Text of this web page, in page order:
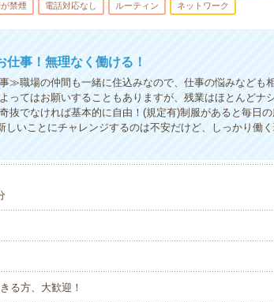
禁煙 電話対応なし ルーティン ネットワーク
事！無理なく働ける！
≫職場の仲間も一緒に住込みなので、仕事の悩みなども
てはお願いすることもありますが、残業はほとんどナ
抜でなければ基本的に自由！(規定有)制服があると毎日
いことにチャレンジするのは不安だけど、しっかり働く
る方、大歓迎！